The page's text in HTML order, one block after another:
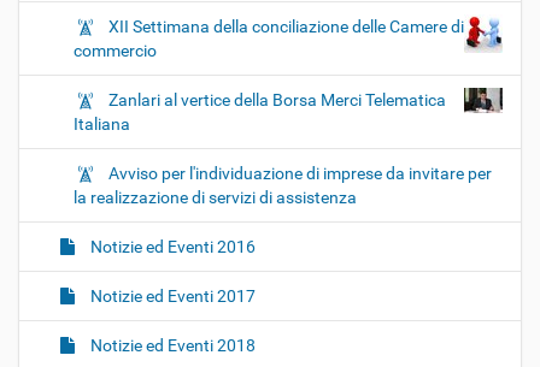
XII Settimana della conciliazione delle Camere di
commercio
Zanlari al vertice della Borsa Merci Telematica
Italiana
Avviso per l'individuazione di imprese da invitare per
la realizzazione di servizi di assistenza
Notizie ed Eventi 2016
Notizie ed Eventi 2017
Notizie ed Eventi 2018